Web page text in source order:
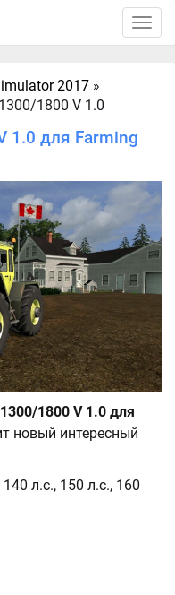
Toggle
2017 »
1800 V 1.0
1.0 для Farming
1800 V 1.0 для
новый интересный
л.с., 150 л.с., 160